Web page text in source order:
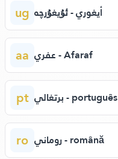
ug أيغوري - ئۇيغۇرچە
aa عفري - Afaraf
pt برتغالي - português
ro روماني - română